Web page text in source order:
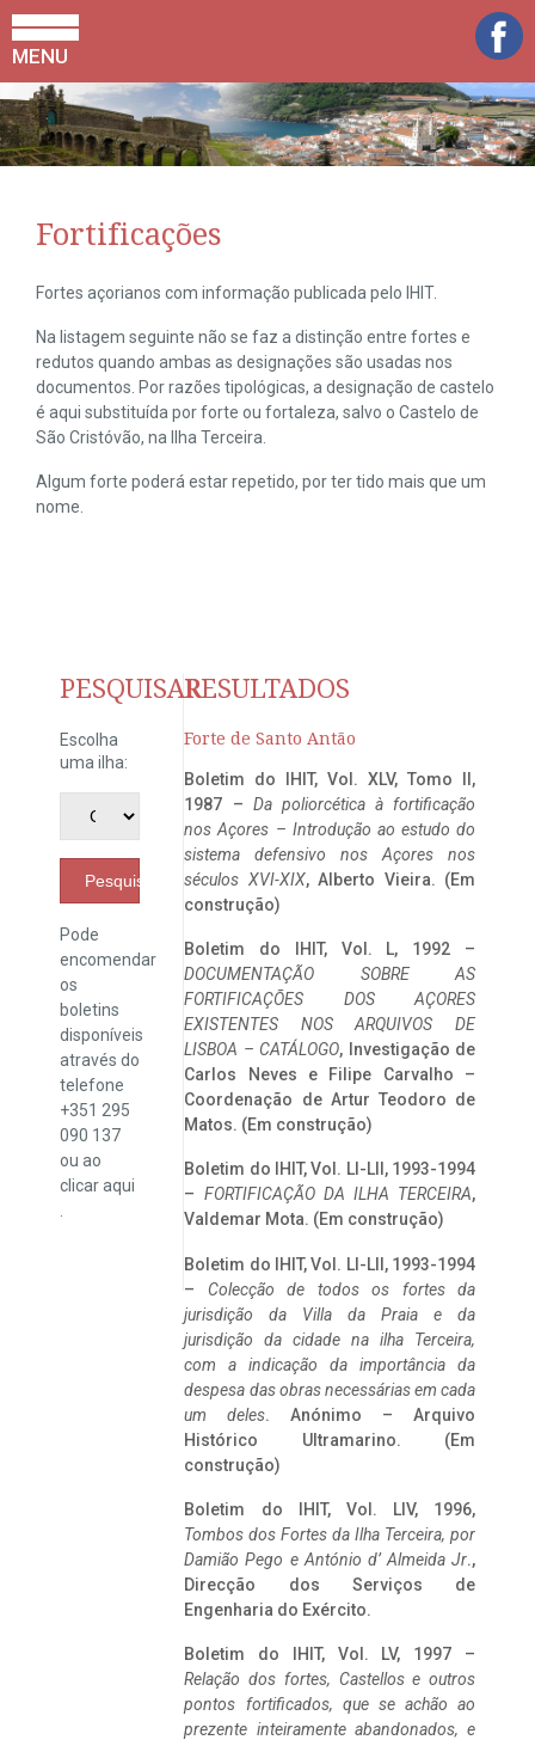
MENU
Fortificações
Fortes açorianos com informação publicada pelo IHIT.
Na listagem seguinte não se faz a distinção entre fortes e
redutos quando ambas as designações são usadas nos
documentos. Por razões tipológicas, a designação de castelo
é aqui substituída por forte ou fortaleza, salvo o Castelo de
São Cristóvão, na Ilha Terceira.
Algum forte poderá estar repetido, por ter tido mais que um
nome.
PESQUISAR
Escolha
uma ilha:
Pesquisar
Pode
encomendar
os
boletins
disponíveis
através do
telefone
+351 295
090 137
ou ao
clicaraqui
RESULTADOS
Forte de Santo Antão
Boletim do IHIT, Vol. XLV, Tomo II,
1987 – Da poliorcética à fortificação
nos Açores – Introdução ao estudo do
sistema defensivo nos Açores nos
séculos XVI-XIX, Alberto Vieira. (Em
construção)
Boletim do IHIT, Vol. L, 1992 –
DOCUMENTAÇÃO SOBRE AS
FORTIFICAÇÕES DOS AÇORES
EXISTENTES NOS ARQUIVOS DE
LISBOA – CATÁLOGO, Investigação de
Carlos Neves e Filipe Carvalho –
Coordenação de Artur Teodoro de
Matos. (Em construção)
Boletim do IHIT, Vol. LI-LII, 1993-1994
– FORTIFICAÇÃO DA ILHA TERCEIRA,
Valdemar Mota. (Em construção)
Boletim do IHIT, Vol. LI-LII, 1993-1994
– Colecção de todos os fortes da
jurisdição da Villa da Praia e da
jurisdição da cidade na ilha Terceira,
com a indicação da importância da
despesa das obras necessárias em cada
um deles. Anónimo – Arquivo
Histórico Ultramarino. (Em
construção)
Boletim do IHIT, Vol. LIV, 1996,
Tombos dos Fortes da Ilha Terceira, por
Damião Pego e António d’ Almeida Jr.,
Direcção dos Serviços de
Engenharia do Exército.
Boletim do IHIT, Vol. LV, 1997 –
Relação dos fortes, Castellos e outros
pontos fortificados, que se achão ao
prezente inteiramente abandonados, e